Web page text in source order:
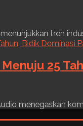
tren
25
menegaskan